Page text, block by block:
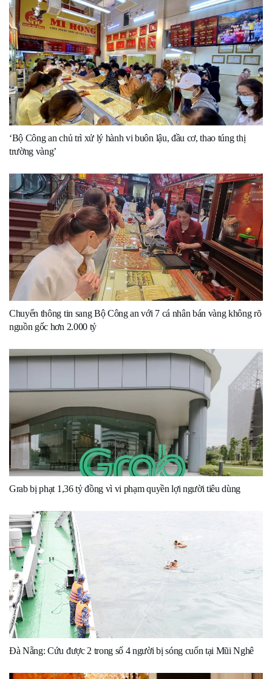
‘Bộ Công an chủ trì xử lý hành vi buôn lậu, đầu cơ, thao túng thị
trường vàng’
Chuyển thông tin sang Bộ Công an với 7 cá nhân bán vàng không rõ
nguồn gốc hơn 2.000 tỷ
Grab bị phạt 1,36 tỷ đồng vì vi phạm quyền lợi người tiêu dùng
Đà Nẵng: Cứu được 2 trong số 4 người bị sóng cuốn tại Mũi Nghê